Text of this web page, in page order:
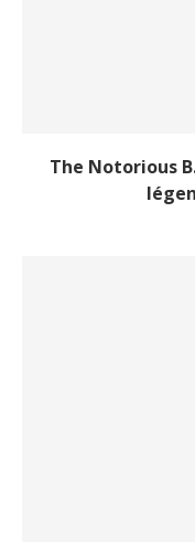
The Notorious